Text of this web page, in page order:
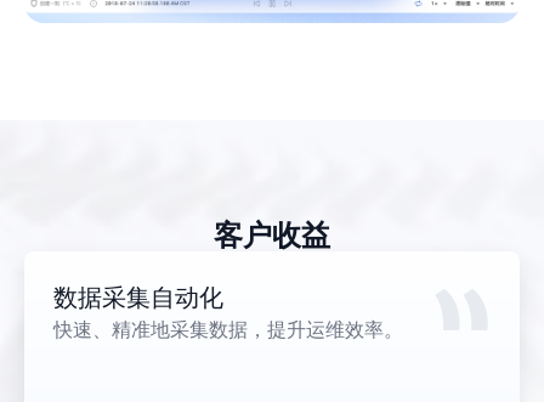
客户收益
数据采集自动化
快速、精准地采集数据，提升运维效率。